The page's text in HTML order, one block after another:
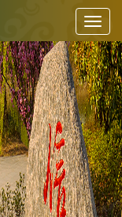
Toggle